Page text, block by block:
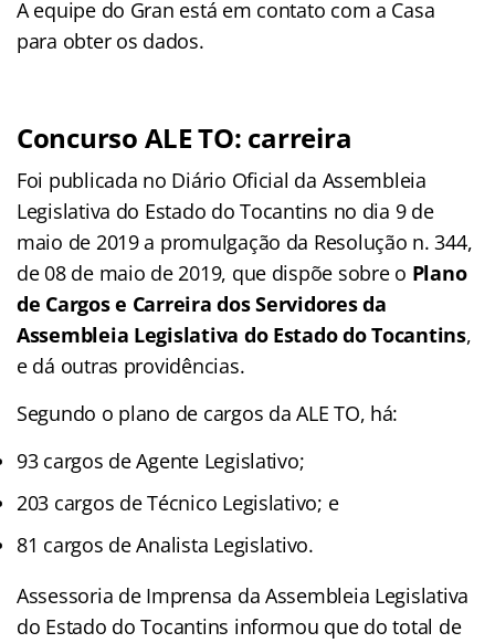
A equipe do Gran está em contato com a Casa
para obter os dados.
Concurso ALE TO: carreira
Foi publicada no Diário Oficial da Assembleia
Legislativa do Estado do Tocantins no dia 9 de
maio de 2019 a promulgação da Resolução n. 344,
de 08 de maio de 2019, que dispõe sobre o Plano
de Cargos e Carreira dos Servidores da
Assembleia Legislativa do Estado do Tocantins,
e dá outras providências.
Segundo o plano de cargos da ALE TO, há:
93 cargos de Agente Legislativo;
203 cargos de Técnico Legislativo; e
81 cargos de Analista Legislativo.
Assessoria de Imprensa da Assembleia Legislativa
do Estado do Tocantins informou que do total de